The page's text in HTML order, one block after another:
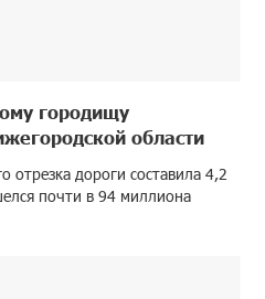
городищу
области
отрезка дороги составила 4,2
почти в 94 миллиона